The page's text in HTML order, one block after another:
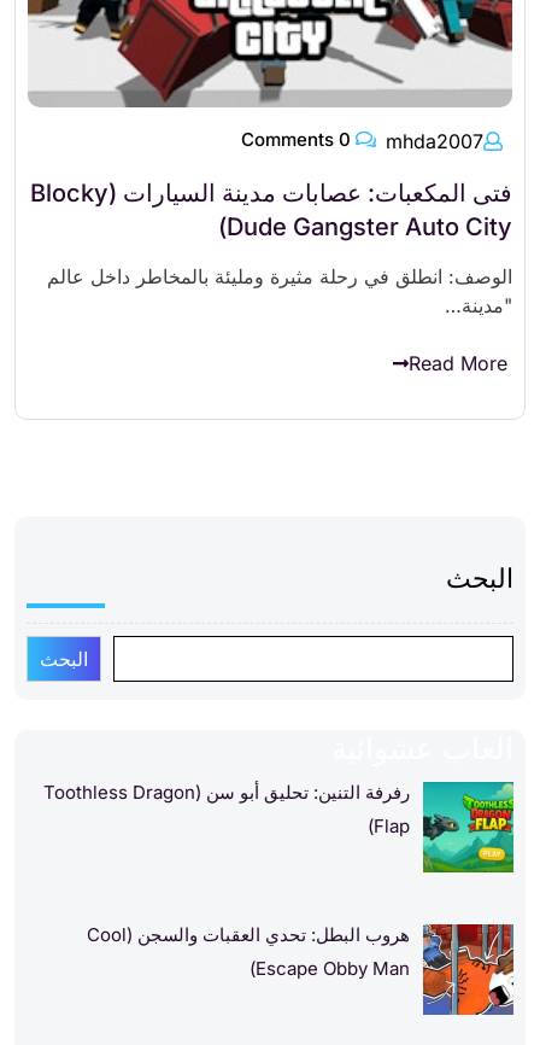
mhda2007
فتى المكعبات: عصابات مدينة السيارات (Blocky
Dude Gangster Auto City)
الوصف: انطلق في رحلة مثيرة ومليئة بالمخاطر داخل عالم
"مدينة…
Read More
البحث
البحث
رفرفة التنين: تحليق أبو سن (Toothless Dragon
Flap)
هروب البطل: تحدي العقبات والسجن (Cool
Escape Obby Man)